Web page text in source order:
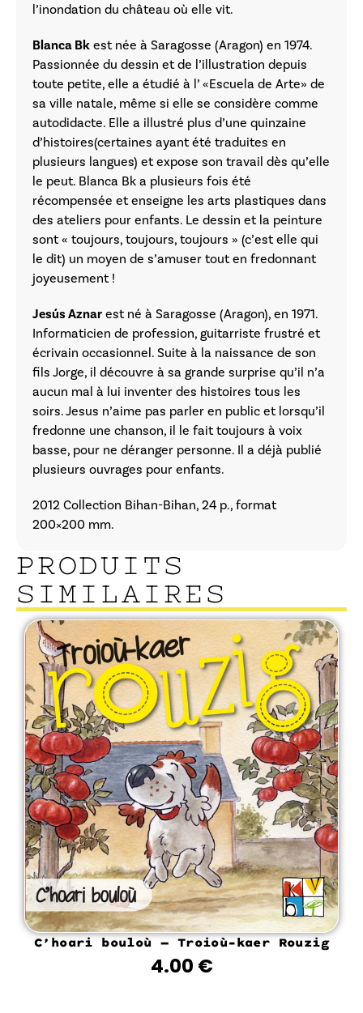
l’inondation du château où elle vit.
Blanca Bk est née à Saragosse (Aragon) en 1974.
Passionnée du dessin et de l’illustration depuis
toute petite, elle a étudié à l’ «Escuela de Arte» de
sa ville natale, même si elle se considère comme
autodidacte. Elle a illustré plus d’une quinzaine
d’histoires(certaines ayant été traduites en
plusieurs langues) et expose son travail dès qu’elle
le peut. Blanca Bk a plusieurs fois été
récompensée et enseigne les arts plastiques dans
des ateliers pour enfants. Le dessin et la peinture
sont « toujours, toujours, toujours » (c’est elle qui
le dit) un moyen de s’amuser tout en fredonnant
joyeusement !
Jesús Aznar est né à Saragosse (Aragon), en 1971.
Informaticien de profession, guitarriste frustré et
écrivain occasionnel. Suite à la naissance de son
fils Jorge, il découvre à sa grande surprise qu’il n’a
aucun mal à lui inventer des histoires tous les
soirs. Jesus n’aime pas parler en public et lorsqu’il
fredonne une chanson, il le fait toujours à voix
basse, pour ne déranger personne. Il a déjà publié
plusieurs ouvrages pour enfants.
2012 Collection Bihan-Bihan, 24 p., format
200×200 mm.
PRODUITS
SIMILAIRES
C’hoari bouloù – Troioù-kaer Rouzig
4.00 €